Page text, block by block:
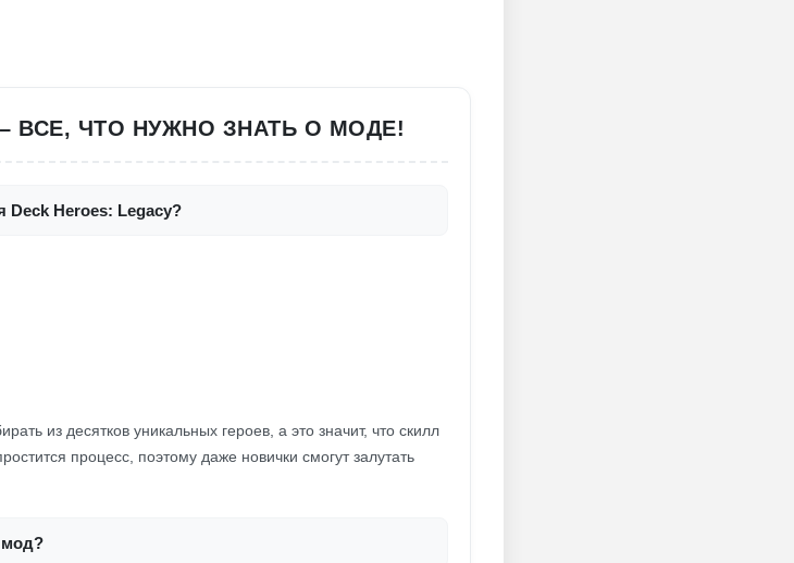
– ВСЕ, ЧТО НУЖНО ЗНАТЬ О МОДЕ!
Deck Heroes: Legacy?
из десятков уникальных героев, а это значит, что скилл
процесс, поэтому даже новички смогут залутать
мод?